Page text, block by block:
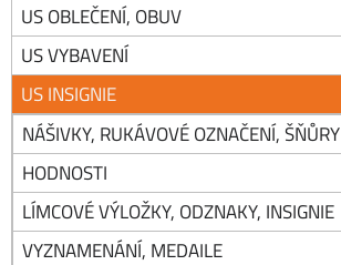
US OBLEČENÍ, OBUV
US VYBAVENÍ
US INSIGNIE
NÁŠIVKY, RUKÁVOVÉ OZNAČENÍ, ŠŇŮRY
HODNOSTI
LÍMCOVÉ VÝLOŽKY, ODZNAKY, INSIGNIE
VYZNAMENÁNÍ, MEDAILE